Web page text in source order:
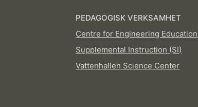
PEDAGOGISK VERKSAMHET
Centre for Engineering Education
Supplemental Instruction (SI)
Vattenhallen Science Center